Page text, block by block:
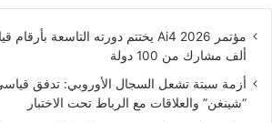
ألف مشارك من 100 دولة
أزمة سبتة تشعل السجال الأوروبي: تدفق
“شينغن” والعلاقات مع الرباط تحت الاختبار